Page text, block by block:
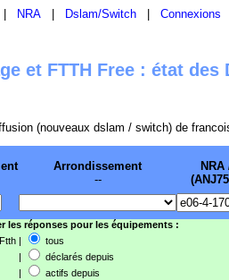
NRA Dslam/Switch Connexions
et FTTH Free : état
(nouveaux dslam / switch) de
Arrondissement
--
NRA
les réponses pour les équipements :
|
tous
|
déclarés depuis
|
actifs depuis